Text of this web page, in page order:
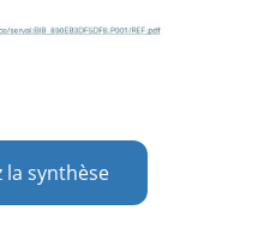
la synthèse